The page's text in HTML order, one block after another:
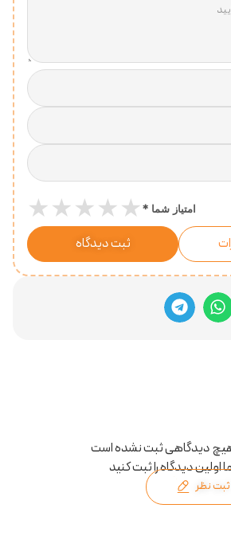
امتیاز شما *
★★★★★
ثبت دیدگاه
دیدگاهی ثبت نشده است
اولین دیدگاه را ثبت کنید
ثبت نظر